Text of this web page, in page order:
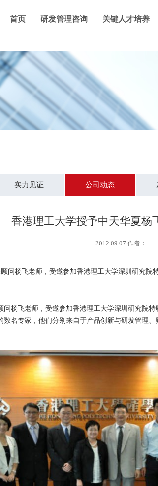
首页 研发管理咨询 关键人才培养
实力见证 公司动态
香港理工大学授予中天华夏杨
2012.09.07 作者：
问杨飞老师，受邀参加香港理工大学深圳研究院
飞老师，受邀参加香港理工大学深圳研究院特
专家，他们分别来自于产品创新与研发管理